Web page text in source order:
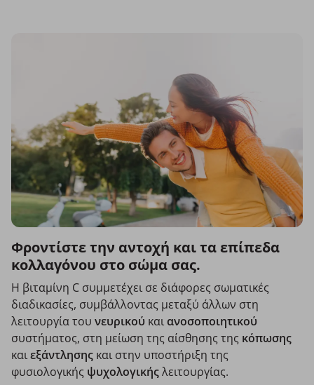
Φροντίστε την αντοχή και τα επίπεδα
κολλαγόνου στο σώμα σας.
Η βιταμίνη C συμμετέχει σε διάφορες σωματικές
διαδικασίες, συμβάλλοντας μεταξύ άλλων στη
λειτουργία του νευρικού καιανοσοποιητικού
συστήματος, στη μείωση της αίσθησης της κόπωσης
καιεξάντλησης και στην υποστήριξη της
φυσιολογικής ψυχολογικήςλειτουργίας.